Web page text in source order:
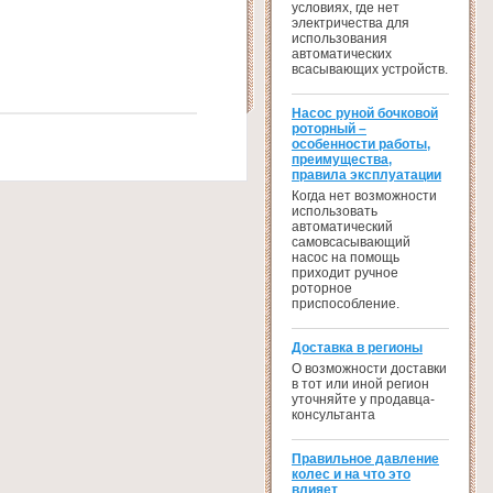
условиях, где нет
электричества для
использования
автоматических
всасывающих устройств.
Насос руной бочковой
роторный –
особенности работы,
преимущества,
правила эксплуатации
Когда нет возможности
использовать
автоматический
самовсасывающий
насос на помощь
приходит ручное
роторное
приспособление.
Доставка в регионы
О возможности доставки
в тот или иной регион
уточняйте у продавца-
консультанта
Правильное давление
колес и на что это
влияет